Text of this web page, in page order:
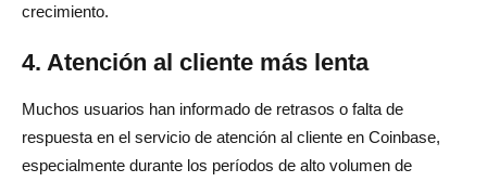
crecimiento.
4. Atención al cliente más lenta
Muchos usuarios han informado de retrasos o falta de
respuesta en el servicio de atención al cliente en Coinbase,
especialmente durante los períodos de alto volumen de